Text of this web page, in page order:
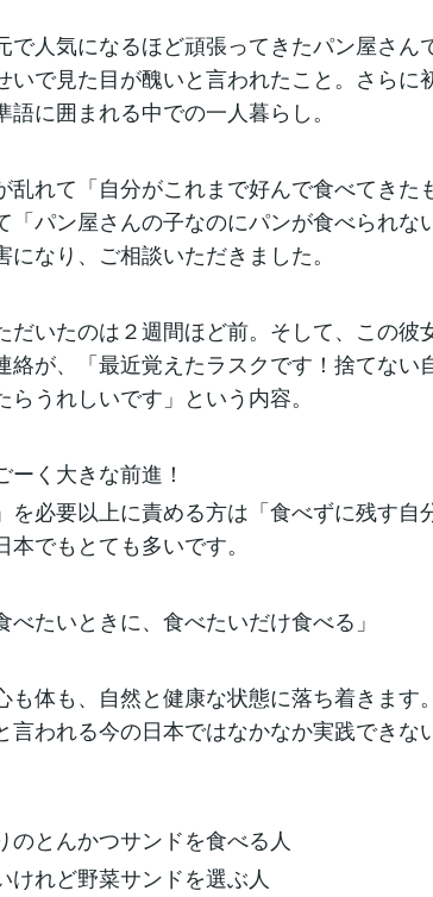
で人気になるほど頑張ってきたパン屋さん
いで見た目が醜いと言われたこと。さらに
に囲まれる中での一人暮らし。
乱れて「自分がこれまで好んで食べてきた
「パン屋さんの子なのにパンが食べられな
なり、ご相談いただきました。
だいたのは２週間ほど前。そして、この彼
絡が、「最近覚えたラスクです！捨てない
うれしいです」という内容。
く大きな前進！
を必要以上に責める方は「食べずに残す自
でもとても多いです。
べたいときに、食べたいだけ食べる」
も体も、自然と健康な状態に落ち着きます
言われる今の日本ではなかなか実践できな
のとんかつサンドを食べる人
けれど野菜サンドを選ぶ人